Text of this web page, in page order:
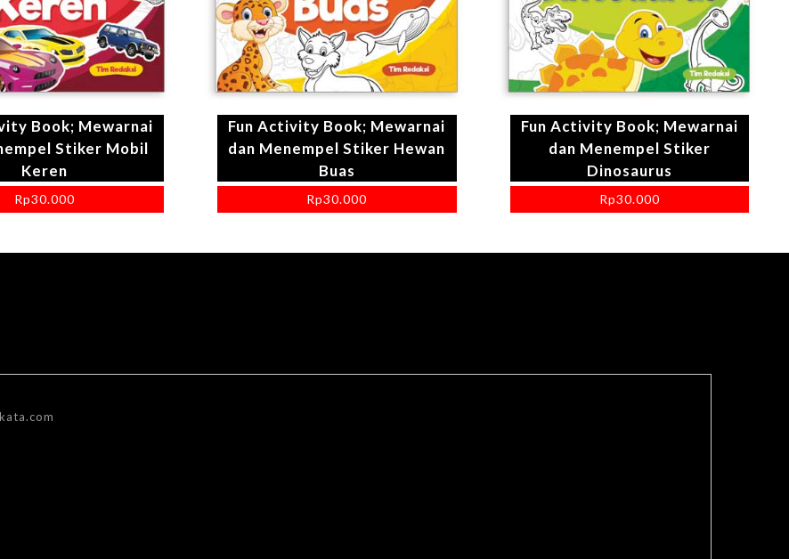
Book; Mewarnai
Stiker Mobil
Keren
Rp30.000
Fun Activity Book; Mewarnai
dan Menempel Stiker Hewan
Buas
Rp30.000
Fun Activity Book; Mewarnai
dan Menempel Stiker
Dinosaurus
Rp30.000